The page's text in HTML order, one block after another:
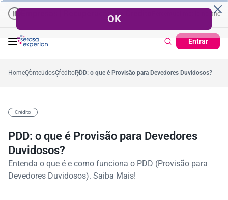
| Recuperação de Crédito 38,7%
Entrar
57,2%Percentual no mês Cartão de Crédito | Cadastro
HomeConteúdosCréditoPDD: o que é Provisão para Devedores Duvidosos?
Crédito
PDD: o que é Provisão para Devedores
Duvidosos?
Entenda o que é e como funciona o PDD (Provisão para
Devedores Duvidosos). Saiba Mais!